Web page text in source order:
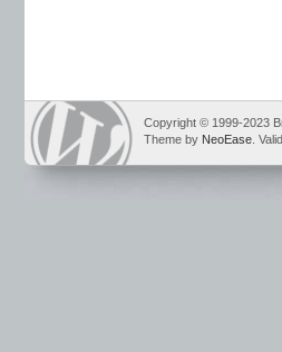
Copyright © 1999-2023
Theme by NeoEase . Valid